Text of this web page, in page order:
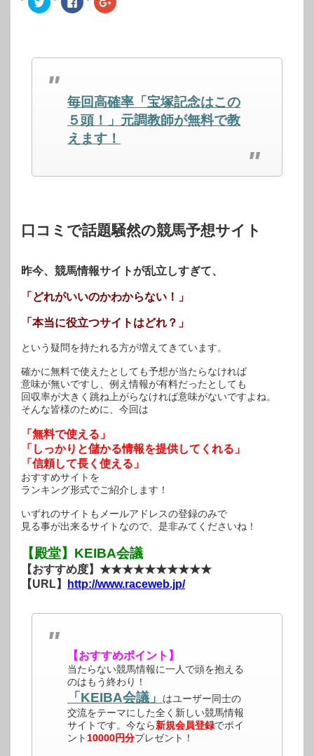
リ
で
有
(新
ま
で
は
し
て
く
だ
さ
い
ウ
開
き
リ
で
い
ウ
ィ
ン
ド
ウ
ま
毎回高確率「宝塚記念はこの
５頭！」元調教師が無料で教
えます！
口コミで話題騒然の競馬予想サイト
昨今、競馬情報サイトが乱立しすぎて、
「どれがいいのかわからない！」
「本当に役立つサイトはどれ？」
という疑問を持たれる方が増えてきています。
確かに無料で使えたとしても予想が当たらなければ
意味が無いですし、例え情報が有料だったとしても
回収率が大きく跳ね上がらなければ意味がないですよね。
そんな皆様のために、今回は
「無料で使える」
「しっかりと儲かる情報を提供してくれる」
「信頼して長く使える」
おすすめサイトを
ランキング形式でご紹介します！
いずれのサイトもメールアドレスの登録のみで
見る事が出来るサイトなので、是非みてくださいね！
【殿堂】KEIBA会議
【おすすめ度】★★★★★★★★★★
【URL】
http://www.raceweb.jp/
【おすすめポイント】
当たらない競馬情報に一人で頭を抱える
のはもう終わり！
「KEIBA会議」
はユーザー同士の
交流をテーマにした全く新しい競馬情報
サイトです。今なら新規会員登録でポイ
ント 10000円分プレゼント！